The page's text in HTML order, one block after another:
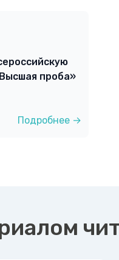
проба»
Подробнее →